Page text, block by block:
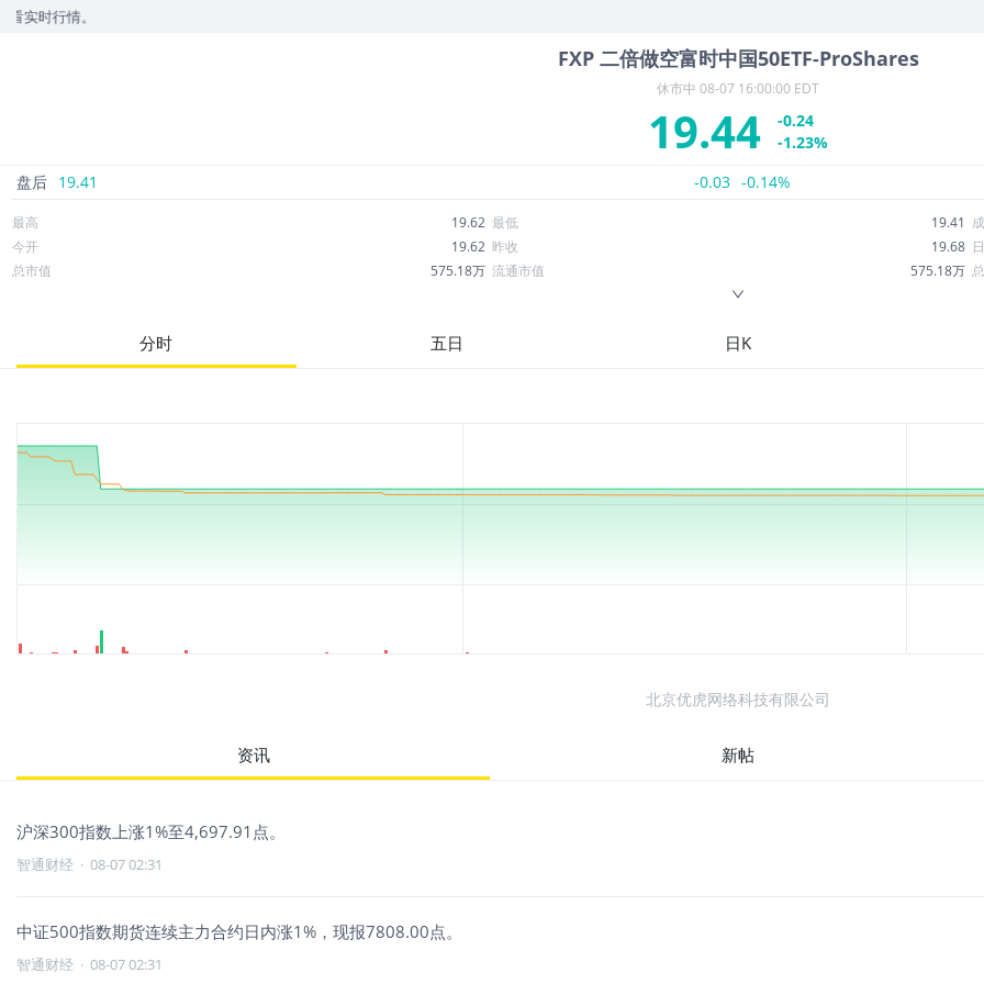
。
FXP 二倍做空富时中国50ETF-ProShares
休市中 08-07 16:00:00 EDT
19.44
-0.24
-1.23%
盘后 19.41 -0.03 -0.14%
最高 19.62 最低 19.41
今开
19.62 昨收 19.68
总市值
575.18万 流通市值 575.18万
26.20
股息
分时 五日 日K
北京优虎网络科技有限公司
资讯 新帖
沪深300指数上涨1%至4,697.91点。
智通财经 · 08-07 02:31
中证500指数期货连续主力合约日内涨1%，现报7808.00点。
智通财经 · 08-07 02:31